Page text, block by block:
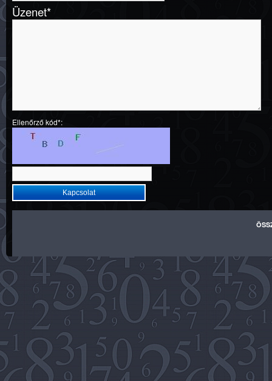
Üzenet*
Ellenőrző kód*: